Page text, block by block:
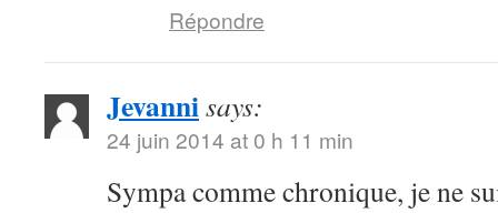
Répondre
Jevannisays:
24 juin 2014 at 0 h 11 min
Sympa comme chronique, je ne